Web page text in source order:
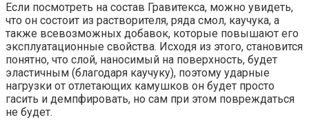
Если посмотреть на состав Гравитекса, можно увидеть,
что он состоит из растворителя, ряда смол, каучука, а
также всевозможных добавок, которые повышают его
эксплуатационные свойства. Исходя из этого, становится
понятно, что слой, наносимый на поверхность, будет
эластичным (благодаря каучуку), поэтому ударные
нагрузки от отлетающих камушков он будет просто
гасить и демпфировать, но сам при этом повреждаться
не будет.